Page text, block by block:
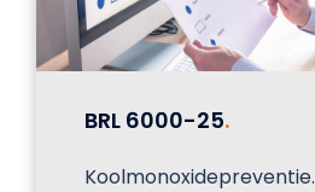
BRL 6000-25.
Koolmonoxidepreventie.